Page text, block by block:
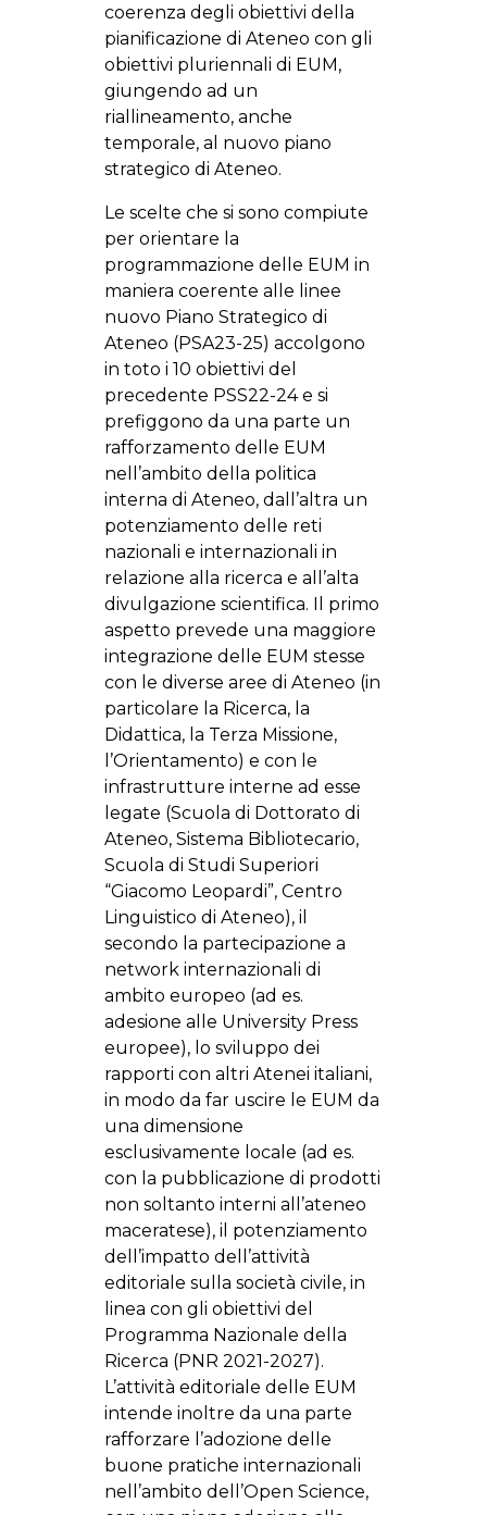
coerenza degli obiettivi della
pianificazione di Ateneo con gli
obiettivi pluriennali di EUM,
giungendo ad un
riallineamento, anche
temporale, al nuovo piano
strategico di Ateneo.
Le scelte che si sono compiute
per orientare la
programmazione delle EUM in
maniera coerente alle linee
nuovo Piano Strategico di
Ateneo (PSA23-25) accolgono
in toto i 10 obiettivi del
precedente PSS22-24 e si
prefiggono da una parte un
rafforzamento delle EUM
nell’ambito della politica
interna di Ateneo, dall’altra un
potenziamento delle reti
nazionali e internazionali in
relazione alla ricerca e all’alta
divulgazione scientifica. Il primo
aspetto prevede una maggiore
integrazione delle EUM stesse
con le diverse aree di Ateneo (in
particolare la Ricerca, la
Didattica, la Terza Missione,
l’Orientamento) e con le
infrastrutture interne ad esse
legate (Scuola di Dottorato di
Ateneo, Sistema Bibliotecario,
Scuola di Studi Superiori
“Giacomo Leopardi”, Centro
Linguistico di Ateneo), il
secondo la partecipazione a
network internazionali di
ambito europeo (ad es.
adesione alle University Press
europee), lo sviluppo dei
rapporti con altri Atenei italiani,
in modo da far uscire le EUM da
una dimensione
esclusivamente locale (ad es.
con la pubblicazione di prodotti
non soltanto interni all’ateneo
maceratese), il potenziamento
dell’impatto dell’attività
editoriale sulla società civile, in
linea con gli obiettivi del
Programma Nazionale della
Ricerca (PNR 2021-2027).
L’attività editoriale delle EUM
intende inoltre da una parte
rafforzare l’adozione delle
buone pratiche internazionali
nell’ambito dell’Open Science,